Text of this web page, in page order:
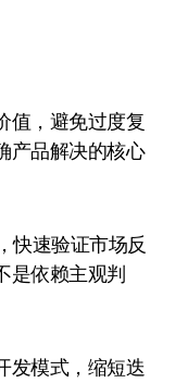
产品解决的核心
快速验证市场反
是依赖主观判
发模式，缩短迭